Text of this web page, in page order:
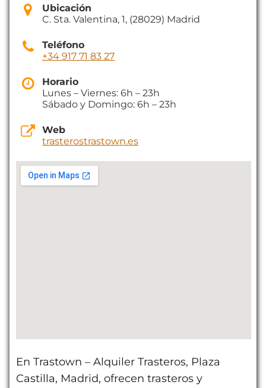
Ubicación
C. Sta. Valentina, 1, (28029) Madrid
Teléfono
+34 917 71 83 27
Horario
Lunes – Viernes: 6h – 23h
Sábado y Domingo: 6h – 23h
Web
trasterostrastown.es
En Trastown – Alquiler Trasteros, Plaza
Castilla, Madrid, ofrecen trasteros y